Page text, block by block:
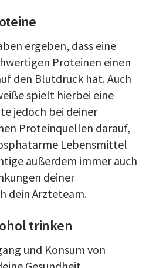
ergeben, dass eine
Proteinen einen
den Blutdruck hat. Auch
spielt hierbei eine
jedoch bei deiner
Proteinquellen darauf,
Lebensmittel
außerdem immer auch
deiner
dein Ärzteteam.
trinken
und Konsum von